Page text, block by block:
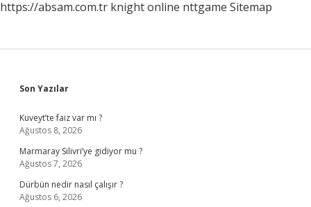
https://absam.com.tr knight online nttgame Sitemap
Sidebar
Son Yazılar
Kuveyt’te faiz var mı ?
Ağustos 8, 2026
Marmaray Silivri’ye gidiyor mu ?
Ağustos 7, 2026
Dürbün nedir nasıl çalışır ?
Ağustos 6, 2026